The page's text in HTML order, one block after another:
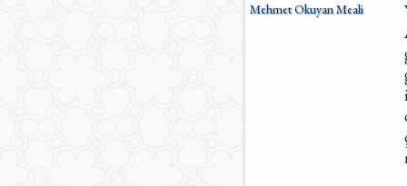
Mehmet Okuyan Meali